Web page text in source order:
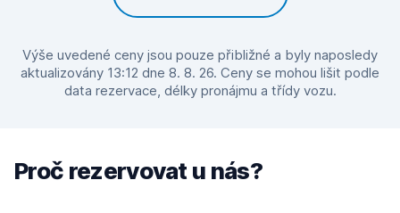
Výše uvedené ceny jsou pouze přibližné a byly naposledy
aktualizovány 13:12 dne 8. 8. 26. Ceny se mohou lišit podle
data rezervace, délky pronájmu a třídy vozu.
Proč rezervovat u nás?